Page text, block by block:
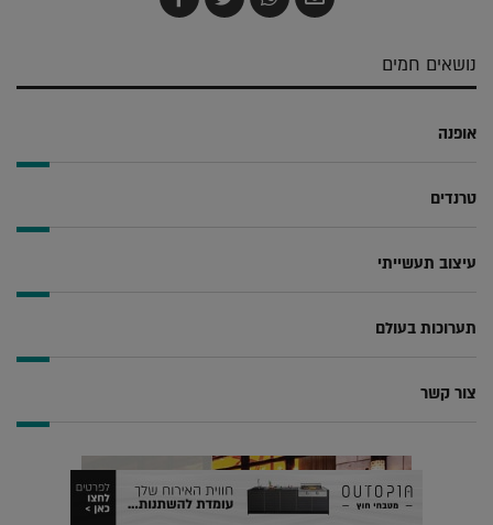
בדוארב-
ב-
ב-
נושאים חמים
אופנה
טרנדים
עיצוב תעשייתי
תערוכות בעולם
צור קשר